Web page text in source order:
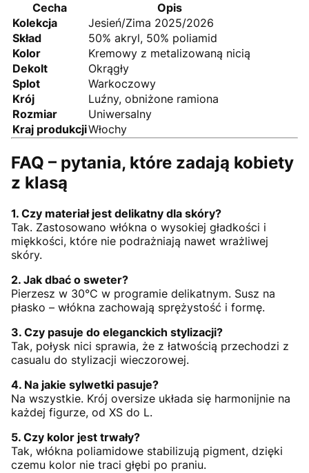
Cecha
Opis
Kolekcja
Jesień/Zima 2025/2026
Skład
50% akryl, 50% poliamid
Kolor
Kremowy z metalizowaną nicią
Dekolt
Okrągły
Splot
Warkoczowy
Krój
Luźny, obniżone ramiona
Rozmiar
Uniwersalny
Kraj produkcjiWłochy
FAQ – pytania, które zadają kobiety
z klasą
1. Czy materiał jest delikatny dla skóry?
Tak. Zastosowano włókna o wysokiej gładkości i
miękkości, które nie podrażniają nawet wrażliwej
skóry.
2. Jak dbać o sweter?
Pierzesz w 30°C w programie delikatnym. Susz na
płasko – włókna zachowają sprężystość i formę.
3. Czy pasuje do eleganckich stylizacji?
Tak, połysk nici sprawia, że z łatwością przechodzi z
casualu do stylizacji wieczorowej.
4. Na jakie sylwetki pasuje?
Na wszystkie. Krój oversize układa się harmonijnie na
każdej figurze, od XS do L.
5. Czy kolor jest trwały?
Tak, włókna poliamidowe stabilizują pigment, dzięki
czemu kolor nie traci głębi po praniu.